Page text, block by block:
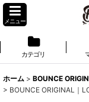
メニュー
カテゴリ
ホーム > BOUNCE
> BOUNCE ORIGINAL｜